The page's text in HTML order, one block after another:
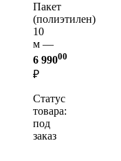
Пакет
(полиэтилен)
10
м —
6 99000
₽
Статус
товара:
под
заказ